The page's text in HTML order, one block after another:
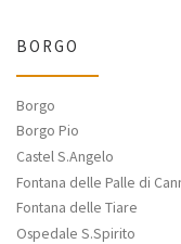
BORGO
Borgo
Borgo Pio
Castel S.Angelo
Fontana delle Palle di
Fontana delle Tiare
Ospedale S.Spirito